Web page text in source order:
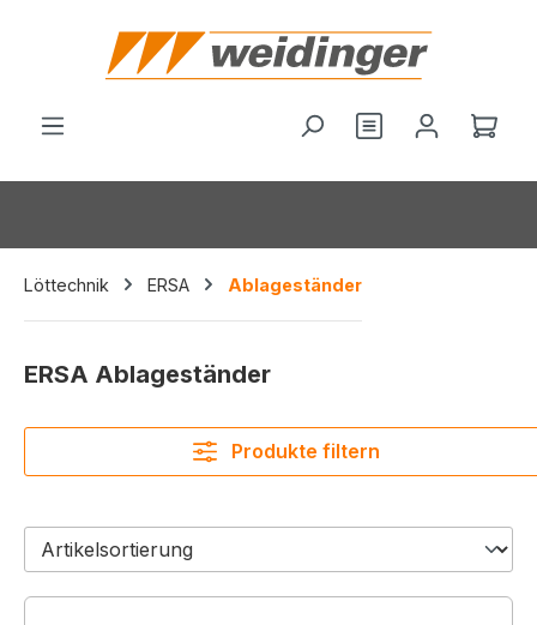
springen
Du hast 0
Löttechnik ERSA Ablageständer
ERSA Ablageständer
Produkte filtern